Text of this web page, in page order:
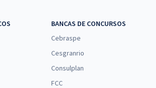
BANCAS DE CONCURSOS
Cebraspe
Cesgranrio
Consulplan
FCC